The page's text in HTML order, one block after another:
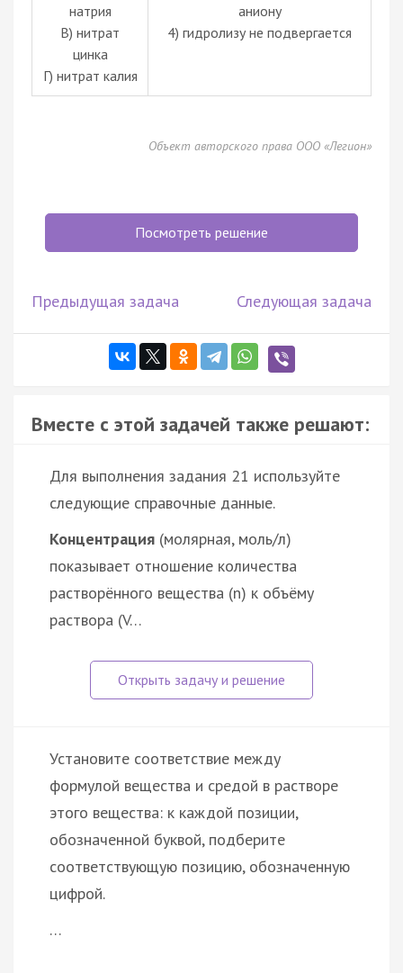
натрия
В) нитрат
цинка
Г) нитрат калия
аниону
4) гидролизу не подвергается
Объект авторского права ООО «Легион»
Посмотреть решение
Предыдущая задача Следующая задача
Вместе с этой задачей также решают:
Для выполнения задания 21 используйте
следующие справочные данные.
Концентрация (молярная, моль/л)
показывает отношение количества
растворённого вещества (n) к объёму
раствора (V…
Установите соответствие между
формулой вещества и средой в растворе
этого вещества: к каждой позиции,
обозначенной буквой, подберите
соответствующую позицию, обозначенную
цифрой.
…